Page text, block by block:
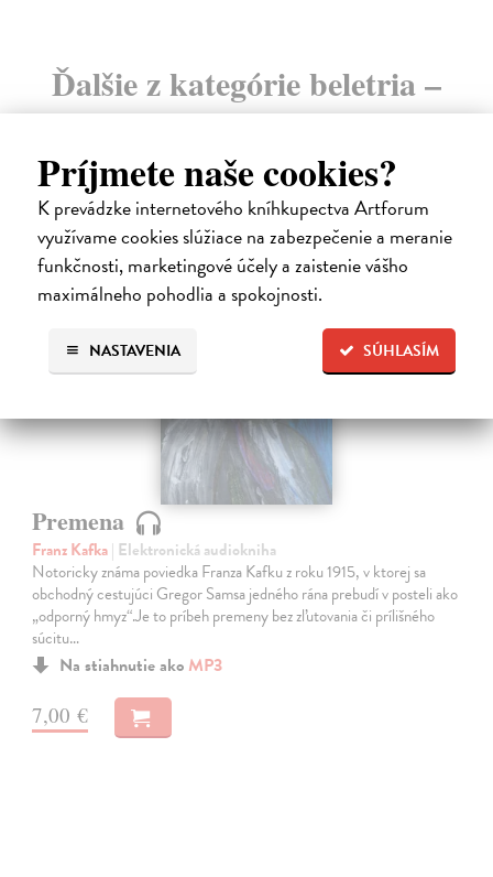
Príjmete naše cookies?
K prevádzke internetového kníhkupectva Artforum
využívame cookies slúžiace na zabezpečenie a meranie
funkčnosti, marketingové účely a zaistenie vášho
maximálneho pohodlia a spokojnosti.
SÚHLASÍM
NASTAVENIA
Ďalšie z kategórie beletria –
Premena
Franz Kafka| Elektronická audiokniha
Notoricky známa poviedka Franza Kafku z roku 1915, v ktorej sa
obchodný cestujúci Gregor Samsa jedného rána prebudí v posteli ako
„odporný hmyz“.Je to príbeh premeny bez zľutovania či prílišného
súcitu…
Na stiahnutie ako MP3
7,00 €